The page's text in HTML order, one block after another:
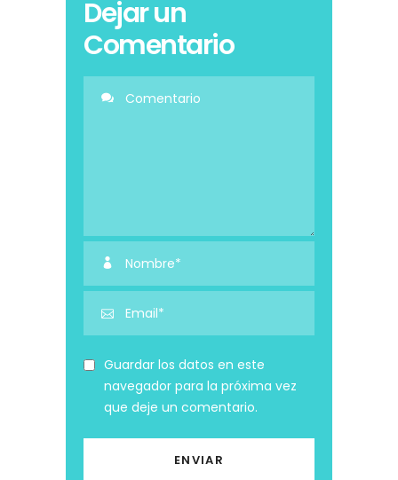
Dejar un
Comentario
Guardar los datos en este
navegador para la próxima vez
que deje un comentario.